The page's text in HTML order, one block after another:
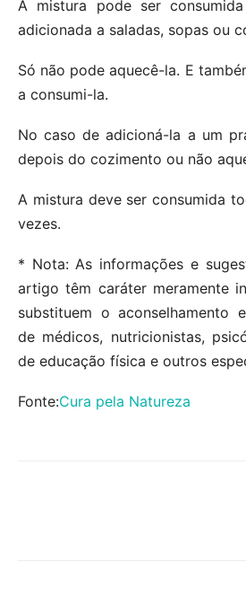
A mistura pode ser
adicionada a saladas, sopas ou
Só não pode aquecê-la. E
a consumi-la.
No caso de adicioná-la a um
depois do cozimento ou não
A mistura deve ser consumida
vezes.
* Nota: As informações e
artigo têm caráter meramente
substituem o aconselhamento
de médicos, nutricionistas,
de educação física e outros
Fonte:Cura pela Natureza